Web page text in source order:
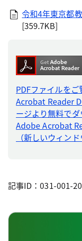
令和4年東京都
[359.7KB]
PDFファイルを
Acrobat Reader
ージより無料でダ
Adobe Acrobat
（新しいウィン
記事ID：031-001-